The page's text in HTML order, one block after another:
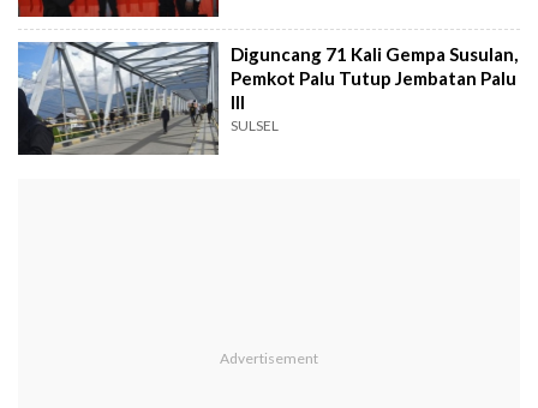
Diguncang 71 Kali Gempa Susulan,
Pemkot Palu Tutup Jembatan Palu
III
SULSEL